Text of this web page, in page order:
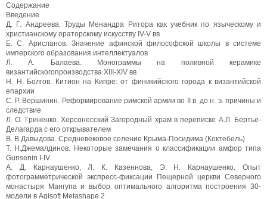
Содержание
Введение
Д. Г. Андреева. Труды Менандра Ритора как учебник по языческому и
христианскому ораторскому искусству IV-V вв
Б. С. Арисланов. Значение афинской философской школы в системе
имперского образования интеллектуалов
Л. А. Балаева. Монограммы на поливной керамике
византийскогопроизводства XIII-XIV вв
Н. Н. Болгов. Китион на Кипре: от финикийского города к византийской
епархии
С. Р. Вершинин. Реформирование римской армии во II в. до н. э. причины и
следствие
Л. О. Гриненко. Херсонесский Загородный храм в переписке А.Л. Бертье-
Делагарда с его открывателем
В. В.Давыдова. Средневековое селение Крыма-Посидима (Коктебель)
Т. Н.Джемалдинов. Некоторые замечания о классификации амфор типа
Gunsenin I-IV
A. Д. Карнаушенко, Л. К. Казеннова, Э. Н. Карнаушенко. Опыт
фотограмметрической экспресс-фиксации Пещерной церкви Северного
монастыря Мангупа и выбор оптимального алгоритма построения 30-
модели в Agisoft Metashape 2